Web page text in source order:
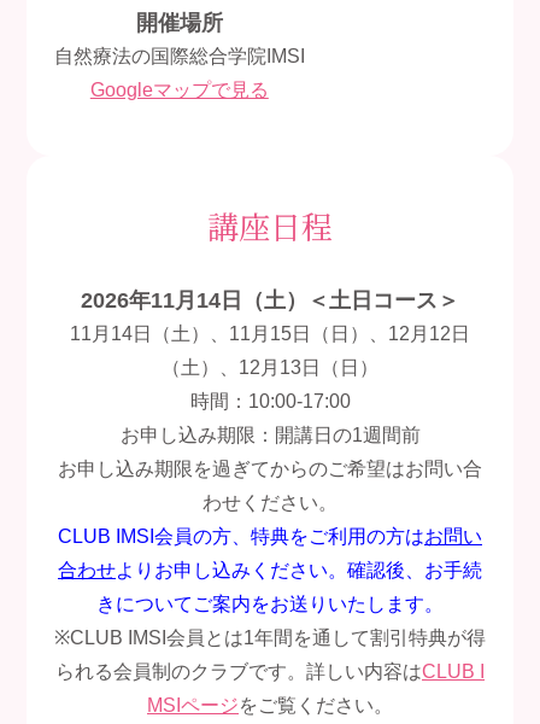
開催場所
自然療法の国際総合学院IMSI
Googleマップで見る
講座日程
2026年11月14日（土）＜土日コース＞
11月14日（土）、11月15日（日）、12月12日
（土）、12月13日（日）
時間：10:00-17:00
お申し込み期限：開講日の1週間前
お申し込み期限を過ぎてからのご希望はお問い合
わせください。
CLUB IMSI会員の方、特典をご利用の方はお問い
合わせよりお申し込みください。確認後、お手続
きについてご案内をお送りいたします。
※CLUB IMSI会員とは1年間を通して割引特典が得
られる会員制のクラブです。詳しい内容はCLUB I
MSIページをご覧ください。